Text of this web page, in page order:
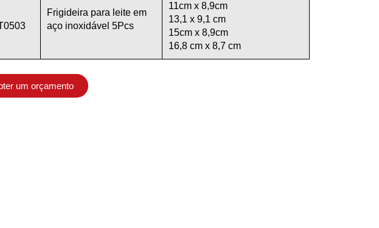
Frigideira para leite em
aço inoxidável 5Pcs
11cm x 8,9cm
13,1 x 9,1 cm
15cm x 8,9cm
16,8 cm x 8,7 cm
um orçamento